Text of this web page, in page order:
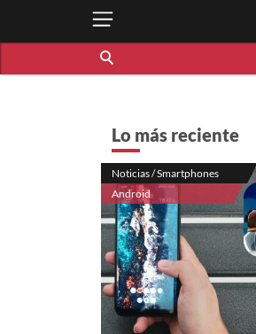
Lo más reciente
Noticias / Smartphones
Android